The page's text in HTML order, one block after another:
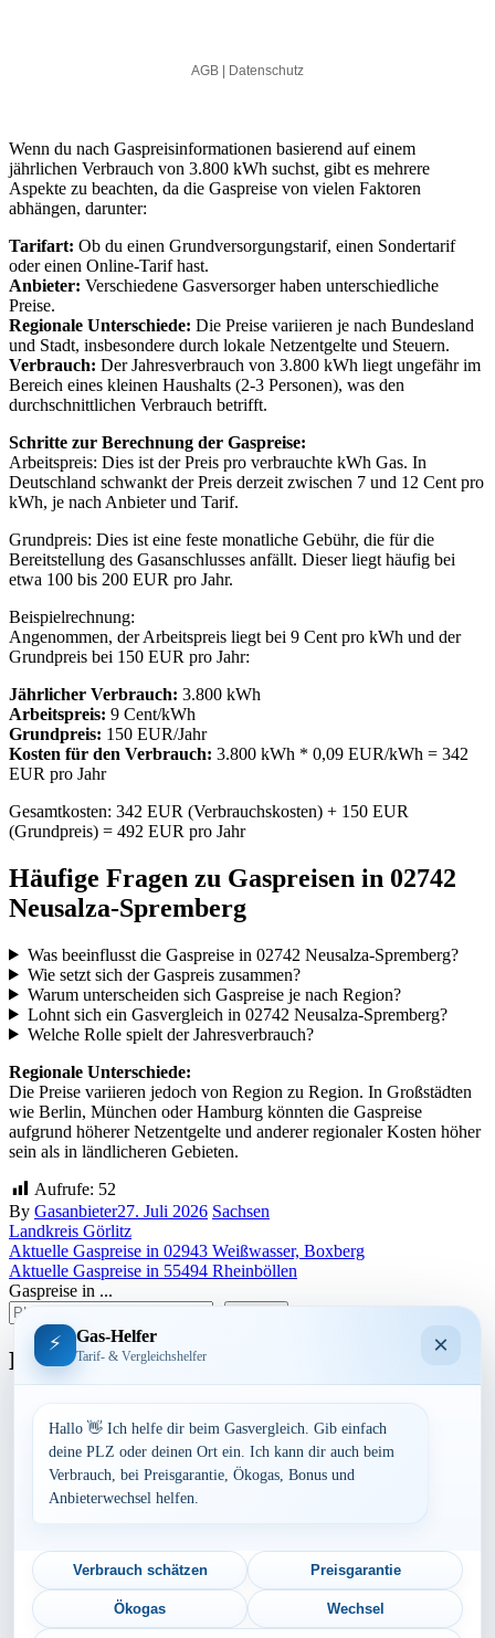
Wenn du nach Gaspreisinformationen basierend auf einem
jährlichen Verbrauch von 3.800 kWh suchst, gibt es mehrere
Aspekte zu beachten, da die Gaspreise von vielen Faktoren
abhängen, darunter:
Tarifart: Ob du einen Grundversorgungstarif, einen Sondertarif
oder einen Online-Tarif hast.
Anbieter: Verschiedene Gasversorger haben unterschiedliche
Preise.
Regionale Unterschiede: Die Preise variieren je nach Bundesland
und Stadt, insbesondere durch lokale Netzentgelte und Steuern.
Verbrauch: Der Jahresverbrauch von 3.800 kWh liegt ungefähr im
Bereich eines kleinen Haushalts (2-3 Personen), was den
durchschnittlichen Verbrauch betrifft.
Schritte zur Berechnung der Gaspreise:
Arbeitspreis: Dies ist der Preis pro verbrauchte kWh Gas. In
Deutschland schwankt der Preis derzeit zwischen 7 und 12 Cent pro
kWh, je nach Anbieter und Tarif.
Grundpreis: Dies ist eine feste monatliche Gebühr, die für die
Bereitstellung des Gasanschlusses anfällt. Dieser liegt häufig bei
etwa 100 bis 200 EUR pro Jahr.
Beispielrechnung:
Angenommen, der Arbeitspreis liegt bei 9 Cent pro kWh und der
Grundpreis bei 150 EUR pro Jahr:
Jährlicher Verbrauch: 3.800 kWh
Arbeitspreis: 9 Cent/kWh
Grundpreis: 150 EUR/Jahr
Kosten für den Verbrauch: 3.800 kWh * 0,09 EUR/kWh = 342
EUR pro Jahr
Gesamtkosten: 342 EUR (Verbrauchskosten) + 150 EUR
(Grundpreis) = 492 EUR pro Jahr
Häufige Fragen zu Gaspreisen in 02742
Neusalza-Spremberg
Was beeinflusst die Gaspreise in 02742 Neusalza-Spremberg?
Wie setzt sich der Gaspreis zusammen?
Warum unterscheiden sich Gaspreise je nach Region?
Lohnt sich ein Gasvergleich in 02742 Neusalza-Spremberg?
Welche Rolle spielt der Jahresverbrauch?
Regionale Unterschiede:
Die Preise variieren jedoch von Region zu Region. In Großstädten
wie Berlin, München oder Hamburg könnten die Gaspreise
aufgrund höherer Netzentgelte und anderer regionaler Kosten höher
sein als in ländlicheren Gebieten.
Aufrufe: 52
By Gasanbieter27. Juli 2026 Sachsen
Landkreis Görlitz
Beitragsnavigation
Aktuelle Gaspreise in 02943 Weißwasser, Boxberg
Aktuelle Gaspreise in 55494 Rheinböllen
Gaspreise in ...
Bundesland
Bayern
Berlin
Brandenburg
Hamburg
Mecklenburg-Vorpommern
Niedersachsen
Nordrhein-Westfalen
Rheinland-Pfalz
Saarland
⚡ Gas-Helfer
Tarif- & Vergleichshelfer ×
Hallo 👋 Ich helfe dir beim Gasvergleich. Gib einfach
deine PLZ oder deinen Ort ein. Ich kann dir auch beim
Verbrauch, bei Preisgarantie, Ökogas, Bonus und
Anbieterwechsel helfen.
Verbrauch schätzen Preisgarantie
Ökogas Wechsel